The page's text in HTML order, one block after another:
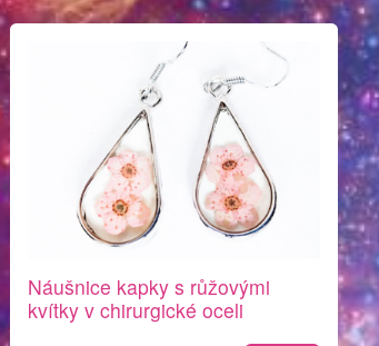
Náušnice kapky s růžovými
kvítky v chirurgické oceli